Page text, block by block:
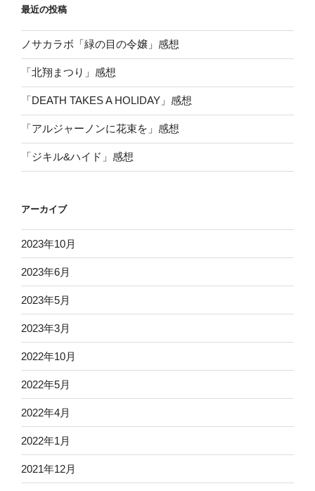
最近の投稿
ノサカラボ「緑の目の令嬢」感想
「北翔まつり」感想
「DEATH TAKES A HOLIDAY」感想
「アルジャーノンに花束を」感想
「ジキル&ハイド」感想
アーカイブ
2023年10月
2023年6月
2023年5月
2023年3月
2022年10月
2022年5月
2022年4月
2022年1月
2021年12月